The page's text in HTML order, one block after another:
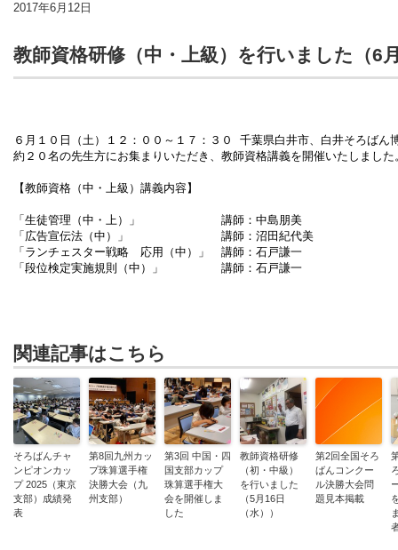
2017年6月12日
教師資格研修（中・上級）を行いました（6
６月１０日（土）１２：００～１７：３０ 千葉県白井市、白井そろばん
約２０名の先生方にお集まりいただき、教師資格講義を開催いたしました
【教師資格（中・上級）講義内容】
「生徒管理（中・上）」　　　　　　　講師：中島朋美
「広告宣伝法（中）」　　　　　　　　講師：沼田紀代美
「ランチェスター戦略　応用（中）」　講師：石戸謙一
「段位検定実施規則（中）」　　　　　講師：石戸謙一
関連記事はこちら
そろばんチャ
ンピオンカッ
プ 2025（東京
支部）成績発
表
第8回九州カッ
プ珠算選手権
決勝大会（九
州支部）
第3回 中国・四
国支部カップ
珠算選手権大
会を開催しま
した
教師資格研修
（初・中級）
を行いました
（5月16日
（水））
第2回全国そろ
ばんコンクー
ル決勝大会問
題見本掲載